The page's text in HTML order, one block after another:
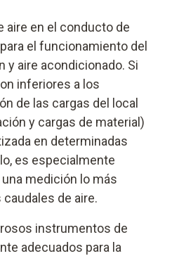
aire en el conducto de
el funcionamiento del
y aire acondicionado. Si
inferiores a los
de las cargas del local
y cargas de material)
en determinadas
es especialmente
medición lo más
de aire.
instrumentos de
adecuados para la